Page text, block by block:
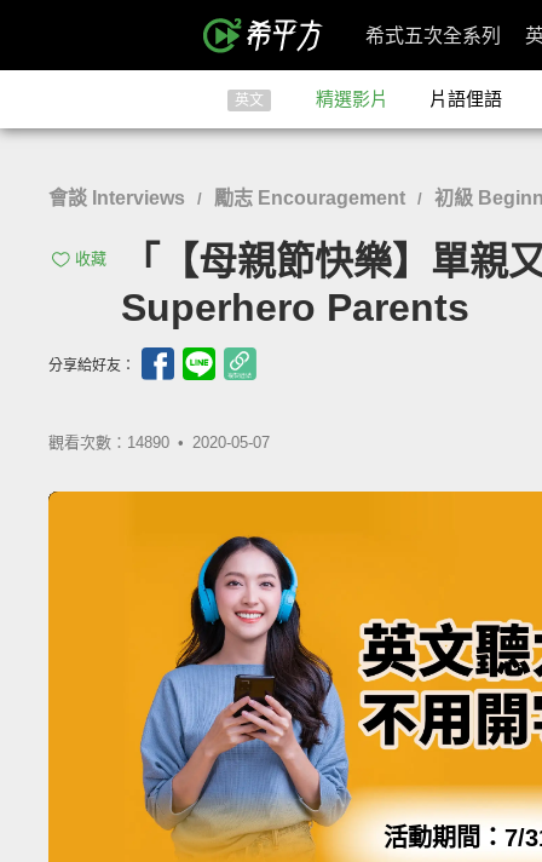
希式五次全系列
英文 精選影片 片語俚語
會談 Interviews / 勵志 Encouragement / 初級
收藏
「【母親節快樂】單親
Superhero Parents
分享給好友：
觀看次數：14890 • 2020-05-07
活動期間：7/